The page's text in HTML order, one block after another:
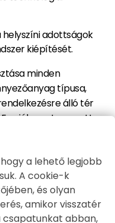
adottságok
kiépítését.
minden
típusa,
álló tér
jól megtervezett
hatékonyabb
hanem hosszú
is biztosíthat.
a lehető legjobb
A cookie-k
és olyan
amikor visszatér
csapatunkat abban,